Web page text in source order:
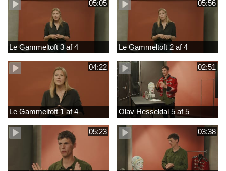
05:05
Le Gammeltoft 3 af 4
05:56
Le Gammeltoft 2 af 4
04:22
Le Gammeltoft 1 af 4
02:51
Olav Hesseldal 5 af 5
05:23 03:38